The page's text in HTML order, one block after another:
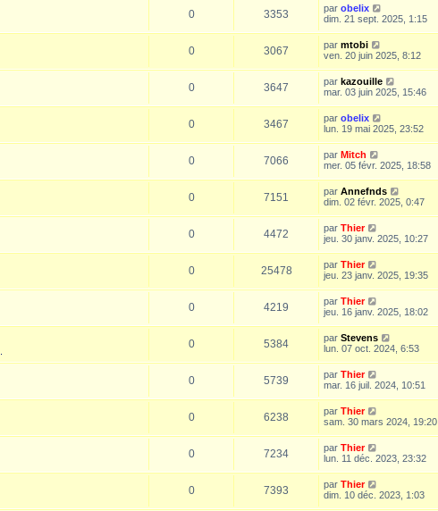
0 3353 par obelix
dim. 21 sept. 2025, 1:15
0 3067 par mtobi
ven. 20 juin 2025, 8:12
0 3647 par kazouille
mar. 03 juin 2025, 15:46
0 3467 par obelix
lun. 19 mai 2025, 23:52
0 7066 par Mitch
mer. 05 févr. 2025, 18:58
0 7151 par Annefnds
dim. 02 févr. 2025, 0:47
0 4472 par Thier
jeu. 30 janv. 2025, 10:27
0 25478 par Thier
jeu. 23 janv. 2025, 19:35
0 4219 par Thier
jeu. 16 janv. 2025, 18:02
0 5384 par Stevens
lun. 07 oct. 2024, 6:53
0 5739 par Thier
mar. 16 juil. 2024, 10:51
0 6238 par Thier
sam. 30 mars 2024, 19:20
0 7234 par Thier
lun. 11 déc. 2023, 23:32
0 7393 par Thier
dim. 10 déc. 2023, 1:03